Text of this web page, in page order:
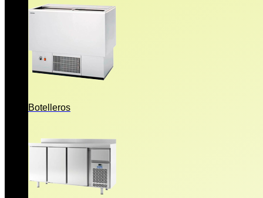
Botelleros